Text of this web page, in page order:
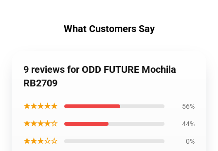
What Customers Say
9 reviews for ODD FUTURE Mochila
RB2709
★★★★★ 56%
★★★★☆ 44%
★★★☆☆ 0%